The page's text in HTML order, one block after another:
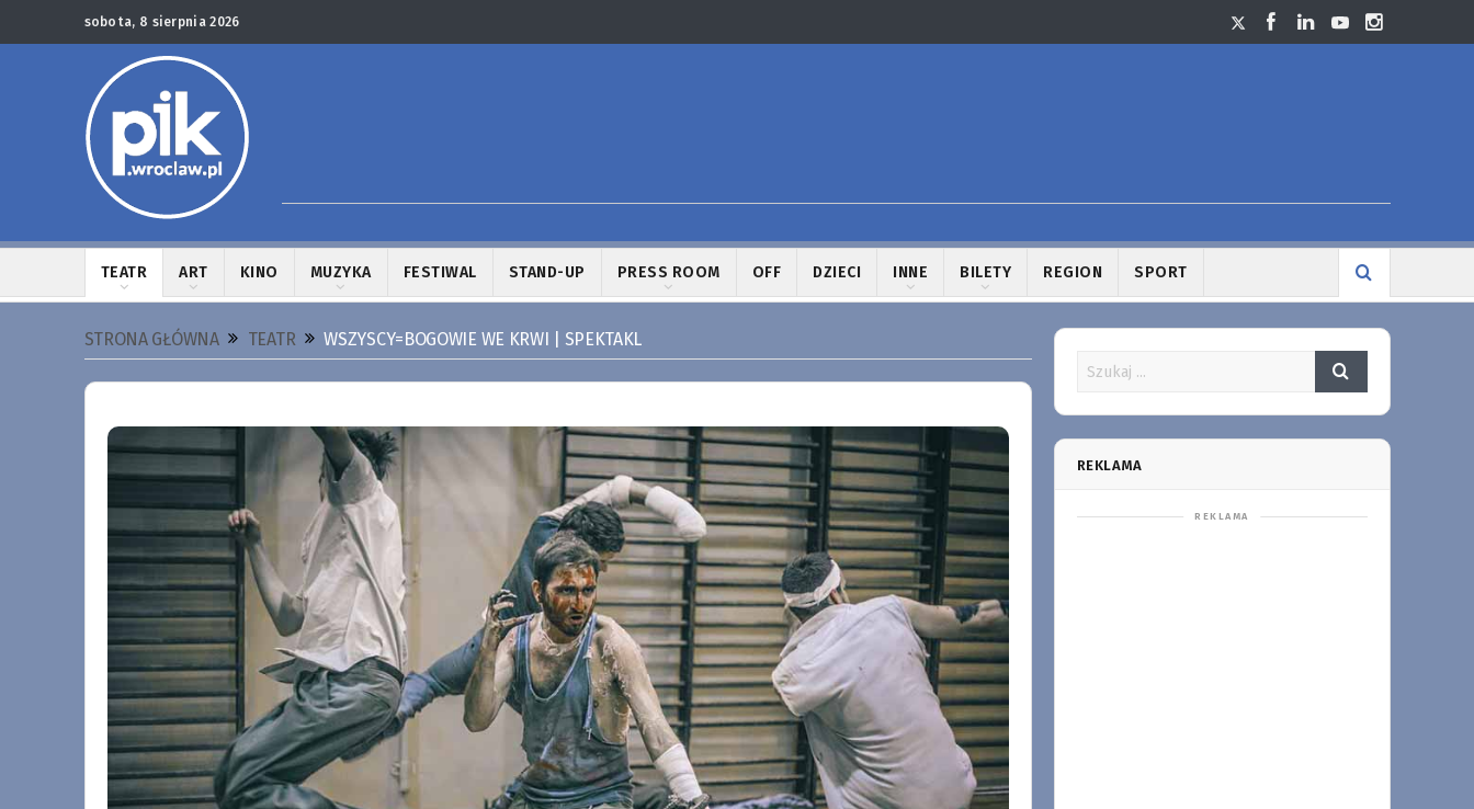
sobota, 8 sierpnia 2026
TEATR ART KINO MUZYKA FESTIWAL STAND-UP PRESS ROOM OFF DZIECI INNE BILETY REGION SPORT
STRONA GŁÓWNA TEATR WSZYSCY=BOGOWIE WE KRWI | SPEKTAKL
REKLAMA